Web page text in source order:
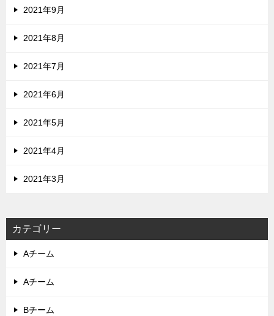
2021年9月
2021年8月
2021年7月
2021年6月
2021年5月
2021年4月
2021年3月
カテゴリー
Aチーム
Aチーム
Bチーム